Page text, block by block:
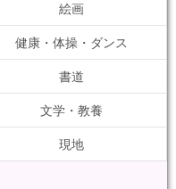
絵画
健康・体操・ダンス
書道
文学・教養
現地